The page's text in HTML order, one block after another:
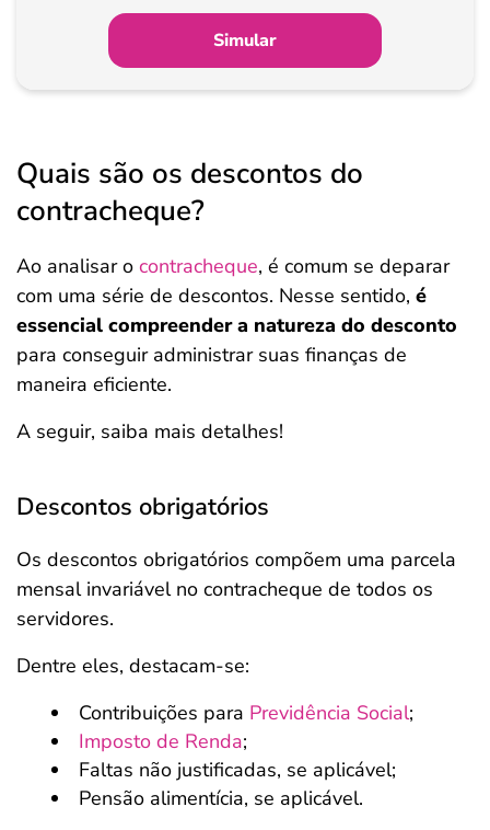
Pagamento
Simular
Quais são os descontos do
contracheque?
Ao analisar o contracheque, é comum se deparar
com uma série de descontos. Nesse sentido, é
essencial compreender a natureza do desconto
para conseguir administrar suas finanças de
maneira eficiente.
A seguir, saiba mais detalhes!
Descontos obrigatórios
Os descontos obrigatórios compõem uma parcela
mensal invariável no contracheque de todos os
servidores.
Dentre eles, destacam-se:
Contribuições para Previdência Social;
Imposto de Renda;
Faltas não justificadas, se aplicável;
Pensão alimentícia, se aplicável.